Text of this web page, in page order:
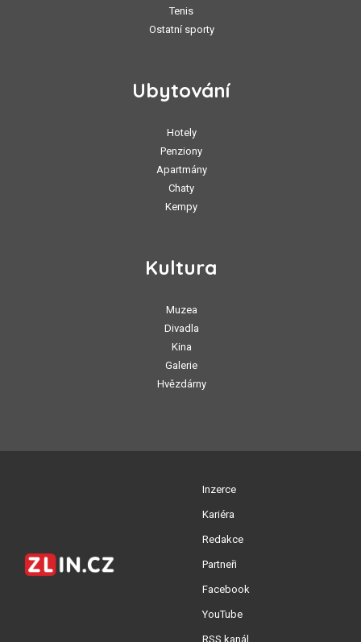
Tenis
Ostatní sporty
Ubytování
Hotely
Penziony
Apartmány
Chaty
Kempy
Kultura
Muzea
Divadla
Kina
Galerie
Hvězdárny
Inzerce
Kariéra
Redakce
Partneři
Facebook
YouTube
RSS kanál